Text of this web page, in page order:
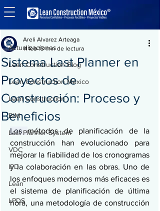
Entrada
Actualizaciones
Lean Construction Blog
Lean Construction México
Lean Construction
BIM
Last Planner System
VDC
IPD
Lean
LPDS
Sistema Last Planner en
Proyectos de
Construcción: Proceso y
Beneficios
Areli Alvarez Arteaga
11 feb 13 min de lectura
Los métodos de planificación de la
construcción han evolucionado para
mejorar la fiabilidad de los cronogramas
y la colaboración en las obras. Uno de
los enfoques modernos más eficaces es
el sistema de planificación de última
hora, una metodología de construcción